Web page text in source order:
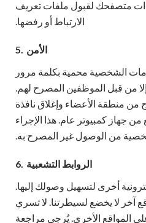
متصفحك لقبول ملفات تعريف
الارتباط أو رفضها.
5. الأمن
الشخصية محمية بكلمة مرور
إلا من قبل الموظفين المصرح لهم.
منطقة الأعضاء وإغلاق نافذة
من جهاز كمبيوتر عام. هذا الإجراء
من الوصول غير المصرح به.
6. الروابط التشعبية
أخرى لتسهيل وصولك إليها.
آخر لا يخضع لسيطرتنا. لا تسري
المواقع الأخرى. يُرجى مراجعة